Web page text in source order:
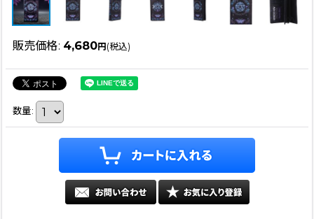
販売価格: 4,680円 (税込)
数量: